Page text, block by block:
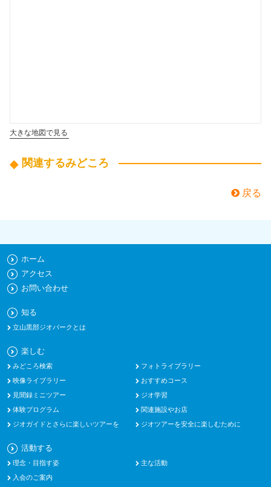
大きな地図で見る
関連するみどころ
戻る
ホーム
アクセス
お問い合わせ
知る
立山黒部ジオパークとは
楽しむ
みどころ検索
フォトライブラリー
映像ライブラリー
おすすめコース
見聞録ミニツアー
ジオ学習
体験プログラム
関連施設やお店
ジオガイドとさらに楽しいツアーを
ジオツアーを安全に楽しむために
活動する
理念・目指す姿
主な活動
入会のご案内